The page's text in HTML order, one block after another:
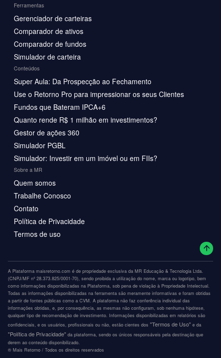
Ferramentas
Gerenciador de carteiras
Comparador de ativos
Comparador de fundos
Simulador de carteira
Conteúdos
Super Aula: Da Prospecção ao Fechamento
Use o Retorno Pro para impressionar os seus Clientes
Fundos que Bateram IPCA+6
Quanto rende R$ 1 milhão em investimentos?
Gestor de ações 360
Simulador PGBL
Simulador: Investir em um imóvel ou em FIIs?
Sobre a MR
Quem somos
Trabalhe Conosco
Contato
Política de Privacidade
Termos de uso
A Plataforma maisretorno.com é de propriedade exclusiva da MR Educação & Tecnologia Ltda.
(CNPJ/MF nº 28.373.825/0001-70), sendo proibida a utilização do nome, marca ou logotipo, bem
como informações disponibilizadas na Plataforma, sob pena de violação à Propriedade Intelectual.
Todas as informações disponibilizadas na ferramenta são meramente informativas e foram obtidas
a partir de fontes públicas como a CVM. A plataforma não faz conferência individual das
informações obtidas, e, por consequência, as mesmas não configuram, sob nenhuma hipótese,
qualquer tipo de recomendação de investimento. Informações disponibilizadas em relatórios são
confidenciais, e os usuários, profissionais ou não, estão cientes dos "Termos de Uso" e da
"Política de Privacidade" da plataforma, sendo os únicos responsáveis pela destinação que
derem ao conteúdo disponibilizado.
®️ Mais Retorno / Todos os direitos reservados